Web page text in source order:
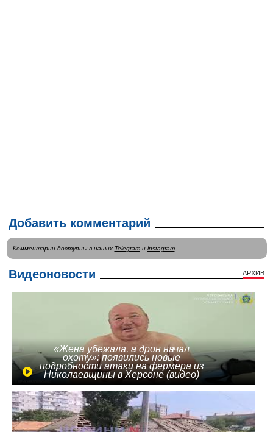
Добавить комментарий
Комментарии доступны в наших Telegramи instagram.
Видеоновости АРХИВ
«Жена убежала, а дрон начал
охоту»: появились новые
подробности атаки на фермера из
Николаевщины в Херсоне (видео)